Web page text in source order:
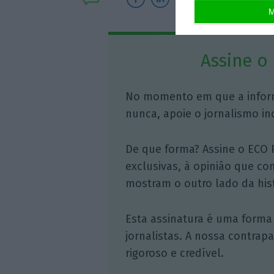
Assine o
No momento em que a
nunca, apoie o jornalismo
De que forma? Assine o
exclusivas, à opinião que
mostram o outro lado da
Esta assinatura é uma
jornalistas. A nossa
rigoroso e credível.